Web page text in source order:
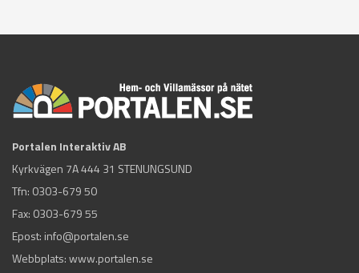
Portalen Interaktiv AB
Kyrkvägen 7A 444 31 STENUNGSUND
Tfn: 0303-679 50
Fax: 0303-679 55
Epost: info@portalen.se
Webbplats: www.portalen.se